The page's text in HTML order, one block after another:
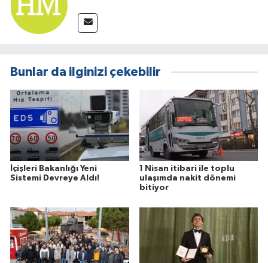
Bunlar da ilginizi çekebilir
İçişleri Bakanlığı Yeni
Sistemi Devreye Aldı!
1 Nisan itibari ile toplu
ulaşımda nakit dönemi
bitiyor